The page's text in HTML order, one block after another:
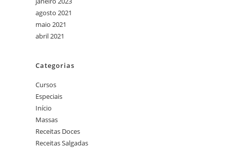
agosto 2021
maio 2021
abril 2021
Categorias
Cursos
Especiais
Início
Massas
Receitas Doces
Receitas Salgadas